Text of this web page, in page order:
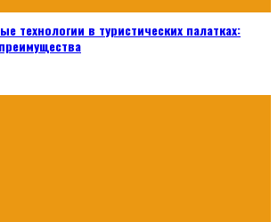
технологии в туристических палатках: